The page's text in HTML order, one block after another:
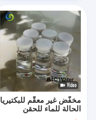
مخفّض غير معقّم للبكتيريا
الحالة للماء للحقن
للاستخدام في المختبرات